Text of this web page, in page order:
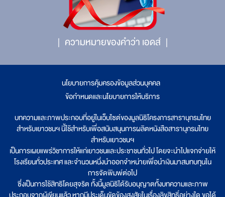
ความหมายของคำว่า เอดส์
นโยบายการคุ้มครองข้อมูลส่วนบุคคล
ข้อกำหนดและนโยบายการให้บริการ
บทความและภาพประกอบที่อยู่ในเว็บไซต์ของมูลนิธิโครงการสารานุกรมไทย
สำหรับเยาวชนฯ นี้ใช้สำหรับเพื่อสนับสนุนการผลิตหนังสือสารานุกรมไทย
สำหรับเยาวชนฯ
เป็นการเผยแพร่วิชาการให้แก่เยาวชนและประชาชนทั่วไป โดยจะนำไปแจกจ่ายให้
โรงเรียนทั่วประเทศ และจำนวนหนึ่งนำออกจำหน่ายเพื่อนำเงินมาสมทบทุนใน
การจัดพิมพ์ต่อไป
ซึ่งเป็นการใช้สิทธิโดยสุจริต ทั้งนี้มูลนิธิได้รับอนุญาตทั้งบทความและภาพ